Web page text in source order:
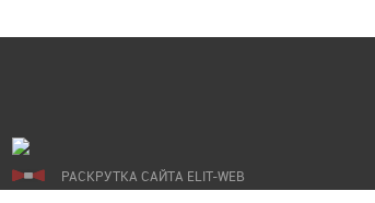
РАСКРУТКА САЙТА ELIT-WEB